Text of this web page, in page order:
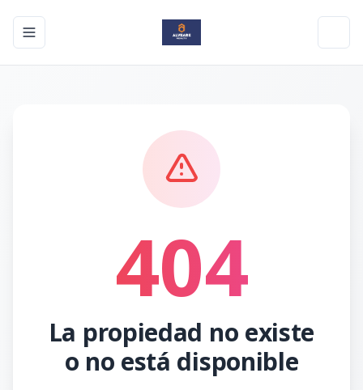
Toggle navigation menu
404
La propiedad no existe
o no está disponible